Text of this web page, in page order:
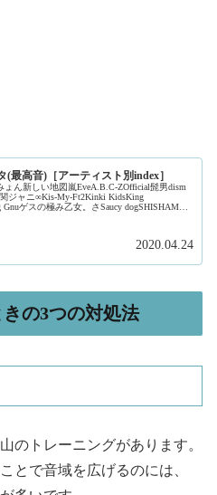
(最高音)［アーティスト別index］
ょん新しい地図嵐EveA.B.C-ZOfficial髭男dism
ジャニ∞Kis-My-Ft2Kinki KidsKing
Gnuゲスの極み乙女。さSaucy dogSHISHAMO
2020.04.24
の3つの対処法
のトレーニングがあります。
とで音域を広げるのには、